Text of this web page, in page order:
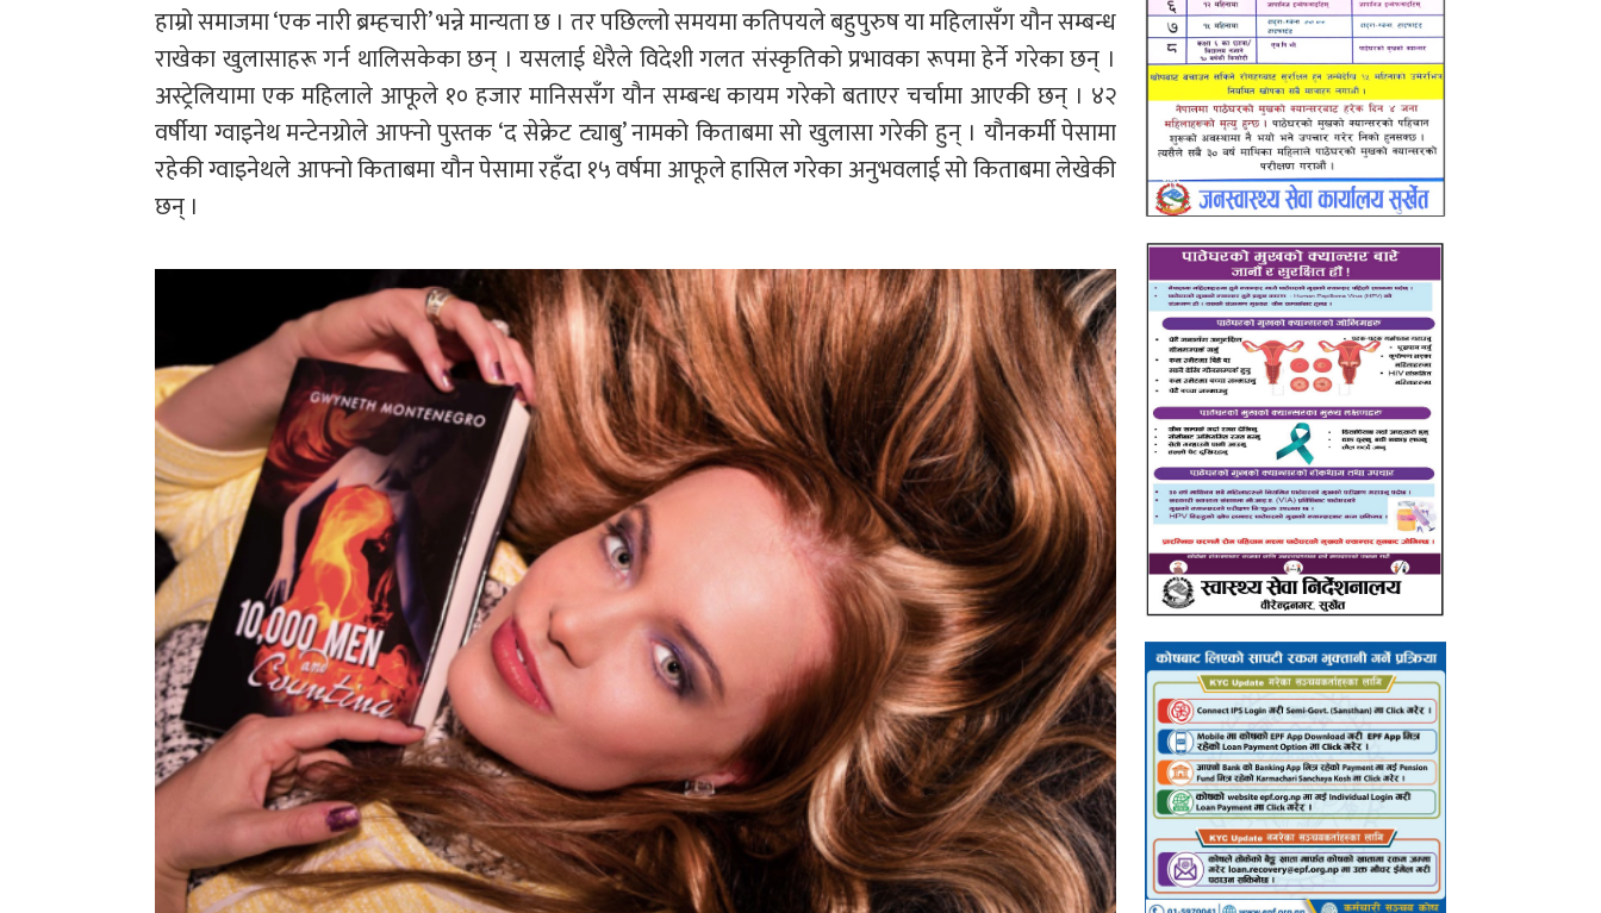
हाम्रो समाजमा ‘एक नारी ब्रम्हचारी’ भन्ने मान्यता छ । तर पछिल्लो समयमा कतिपयले बहुपुरुष या महिलासँग यौन सम्बन्ध
राखेका खुलासाहरू गर्न थालिसकेका छन् । यसलाई धेरैले विदेशी गलत संस्कृतिको प्रभावका रूपमा हेर्ने गरेका छन् ।
अस्ट्रेलियामा एक महिलाले आफूले १० हजार मानिससँग यौन सम्बन्ध कायम गरेको बताएर चर्चामा आएकी छन् । ४२
वर्षीया ग्वाइनेथ मन्टेनग्रोले आफ्नो पुस्तक ‘द सेक्रेट ट्याबु’ नामको किताबमा सो खुलासा गरेकी हुन् । यौनकर्मी पेसामा
रहेकी ग्वाइनेथले आफ्नो किताबमा यौन पेसामा रहँदा १५ वर्षमा आफूले हासिल गरेका अनुभवलाई सो किताबमा लेखेकी
छन् ।